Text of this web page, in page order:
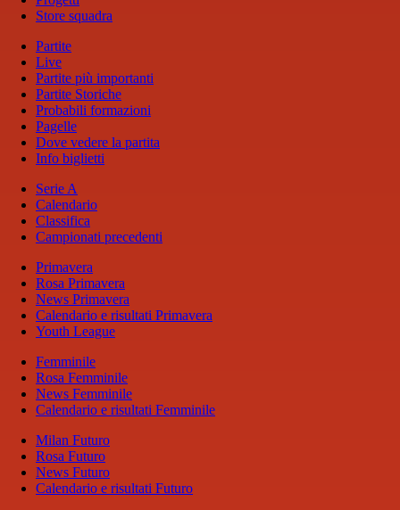
Store squadra
Partite
Live
Partite più importanti
Partite Storiche
Probabili formazioni
Pagelle
Dove vedere la partita
Info biglietti
Serie A
Calendario
Classifica
Campionati precedenti
Primavera
Rosa Primavera
News Primavera
Calendario e risultati Primavera
Youth League
Femminile
Rosa Femminile
News Femminile
Calendario e risultati Femminile
Milan Futuro
Rosa Futuro
News Futuro
Calendario e risultati Futuro